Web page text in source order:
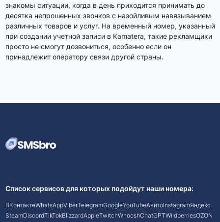
знакомы ситуации, когда в день приходится принимать до
десятка непрошенных звонков с назойливым навязыванием
различных товаров и услуг. На временный номер, указанный
при создании учетной записи в Kamatera, такие рекламщики
просто не смогут дозвониться, особенно если он
принадлежит оператору связи другой страны.
Список сервисов для которых подойдут наши номера:
ВКонтактеWhatsAppViberTelegramGoogleYouTubeАвитоInstagramЯндекс
SteamDiscordTikTokBlizzardAppleTwitchWhooshChatGPTWildberriesOZON